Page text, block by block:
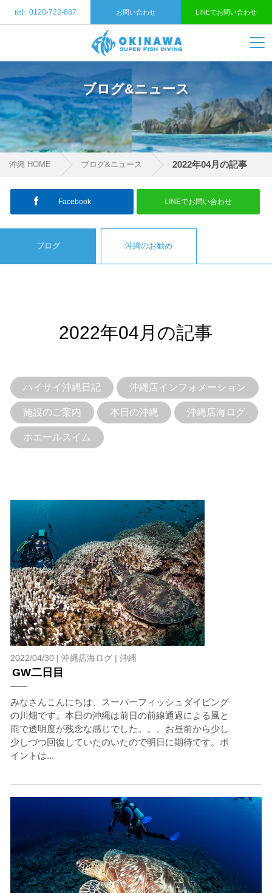
tel: 0120-722-887 お問い合わせ LINEでお問い合わせ
ブログ&ニュース
沖縄 HOME ブログ&ニュース 2022年04月の記事
ブログ 沖縄のお勧め
2022年04月の記事
ハイサイ沖縄日記 沖縄店インフォメーション
施設のご案内 本日の沖縄 沖縄店海ログ
ホエールスイム
2022/04/30 | 沖縄店海ログ| 沖縄
GW二日目
みなさんこんにちは、スーパーフィッシュダイビング
の川畑です。本日の沖縄は前日の前線通過による風と
雨で透明度が残念な感じでした。。。お昼前から少し
少しづつ回復していたのいたので明日に期待です。ポ
イントは...
Facebook LINEでお問い合わせ
当ツアーの手順と注意点
クジラを発見した場合は、その時のクジラの様子や海況
を確認し、ガイドがスイム開始可能と判断した場合にの
みエントリーを行います。
たとえクジラが近くを泳いでいても、状況によってはエ